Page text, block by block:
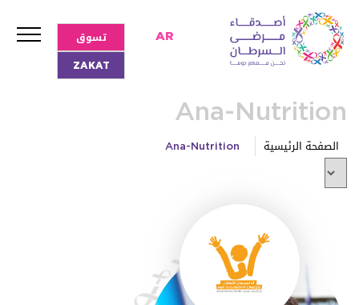
AR
تسوق
ZAKAT
Ana-Nutrition
الصفحة الرئيسية Ana-Nutrition